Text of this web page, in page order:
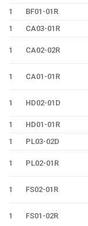
1
BF01-01R
1
CA03-01R
1 CA02-02R
1 CA01-01R
1 HD02-01D
1 HD01-01R
1
PL03-02D
1 PL02-01R
1 FS02-01R
1 FS01-02R